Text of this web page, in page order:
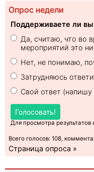
Опрос недели
Поддерживаете ли
Да, считаю, что во
мероприятий это
Нет, не понимаю,
Затрудняюсь
Свой ответ
Голосовать!
Для просмотра
Всего голосов: 108,
Страница опроса »